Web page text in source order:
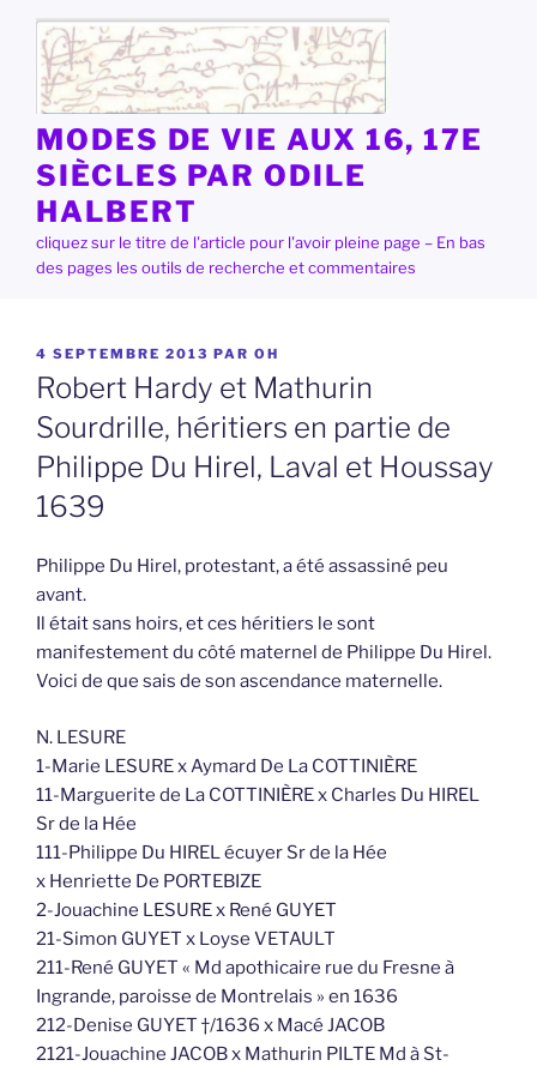
contenu
principal
MODES DE VIE AUX 16, 17E
SIÈCLES PAR ODILE
HALBERT
cliquez sur le titre de l'article pour l'avoir pleine page – En bas
des pages les outils de recherche et commentaires
PUBLIÉ
LE
4 SEPTEMBRE 2013 PAR OH
Robert Hardy et Mathurin
Sourdrille, héritiers en partie de
Philippe Du Hirel, Laval et Houssay
1639
Philippe Du Hirel, protestant, a été assassiné peu
avant.
Il était sans hoirs, et ces héritiers le sont
manifestement du côté maternel de Philippe Du Hirel.
Voici de que sais de son ascendance maternelle.
N. LESURE
1-Marie LESURE x Aymard De La COTTINIÈRE
11-Marguerite de La COTTINIÈRE x Charles Du HIREL
Sr de la Hée
111-Philippe Du HIREL écuyer Sr de la Hée
x Henriette De PORTEBIZE
2-Jouachine LESURE x René GUYET
21-Simon GUYET x Loyse VETAULT
211-René GUYET « Md apothicaire rue du Fresne à
Ingrande, paroisse de Montrelais » en 1636
212-Denise GUYET †/1636 x Macé JACOB
2121-Jouachine JACOB x Mathurin PILTE Md à St-